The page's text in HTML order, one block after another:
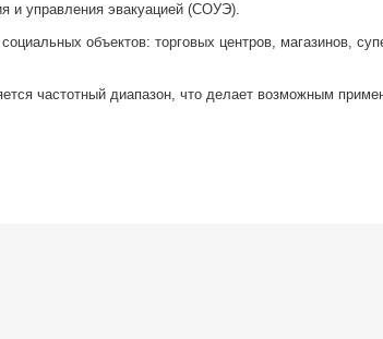
и управления эвакуацией (СОУЭ).
объектов: торговых центров, магазинов,
частотный диапазон, что делает возможным